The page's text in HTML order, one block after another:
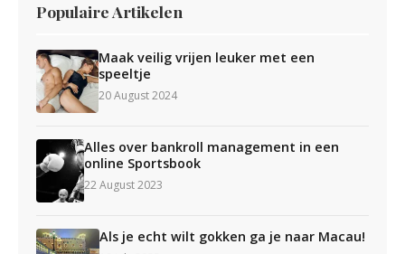
Populaire Artikelen
Maak veilig vrijen leuker met een
speeltje
20 August 2024
Alles over bankroll management in een
online Sportsbook
22 August 2023
Als je echt wilt gokken ga je naar Macau!